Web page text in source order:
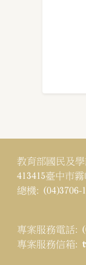
教育部國民及
413415臺中市
總機: (04)3706-
專案服務電話:
專案服務信箱: